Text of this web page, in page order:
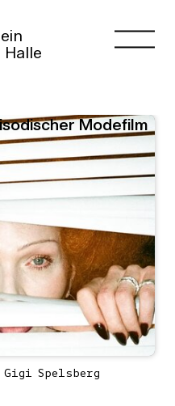
Halle
Modefilm
Spelsberg